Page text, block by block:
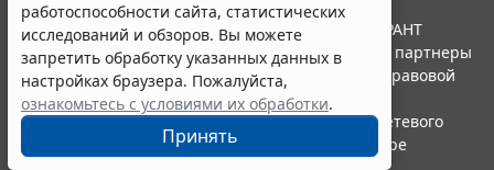
работоспособности сайта, статистических
исследований и обзоров. Вы можете
запретить обработку указанных данных в
настройках браузера. Пожалуйста,
ознакомьтесь с условиями их обработки.
Принять
© ООО "НПП "ГАРАНТ-СЕРВИС", 2026. Система ГАРАНТ
выпускается с 1990 года. Компания "Гарант" и ее партнеры
являются участниками Российской ассоциации правовой
информации ГАРАНТ.
Портал ГАРАНТ.РУ зарегистрирован в качестве сетевого
издания Федеральной службой по надзору в сфере